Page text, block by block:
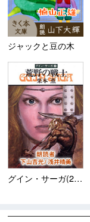
ジャックと豆の木
グイン・サーガ(2) 荒野...